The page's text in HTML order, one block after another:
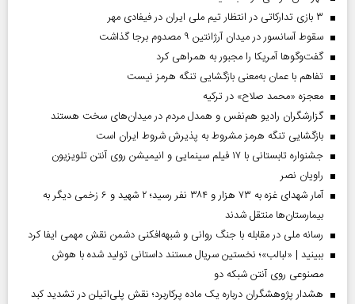
۳ بازی تدارکاتی در انتظار تیم ملی ایران در فیفادی مهر
سقوط آسانسور در میدان آرژانتین ۹ مصدوم برجا گذاشت
گفت‌وگوها آمریکا را مجبور به همراهی کرد
تفاهم با عمان به‌معنی بازگشایی تنگه هرمز نیست
معجزه «محمد صلاح» در ترکیه
گزارشگران رادیو هم‌نفس و همدل مردم در میدان‌های سخت هستند
بازگشایی تنگه هرمز مشروط به پذیرش شروط ایران است
جشنواره تابستانی با ۱۷ فیلم سینمایی و انیمیشن روی آنتن تلویزیون
راویان نصر
آمار شهدای غزه به ۷۳ هزار و ۳۸۴ نفر رسید؛ ۲ شهید و ۶ زخمی دیگر به
بیمارستان‌ها منتقل شدند
رسانه ملی در مقابله با جنگ روانی و شبهه‌افکنی دشمن نقش مهمی ایفا کرد
ببینید | «لبالب»؛ نخستین سریال مستند داستانی تولید شده با هوش
مصنوعی روی آنتن شبکه دو
هشدار پژوهشگران درباره یک ماده پرکاربرد؛ نقش پلی‌اتیلن در تشدید کبد